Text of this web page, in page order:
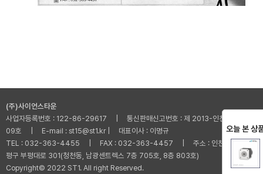
(주)사이언스타운
사업자등록번호 : 122-86-29617 | 통신판매신고번호 : 제 2013-인천부평-001
09호 | E-mail : st15@st1.kr | 대표이사 : 이명규
TEL : 032-363-4455 | FAX : 032-363-4457 | 주소 : 인천광역시 부
평구 부평대로 301(청천동, 남광센트렉스 7층 705호, 8층 803호)
Copyright© 2022 ST1. All right Reserved.
오늘 본 상